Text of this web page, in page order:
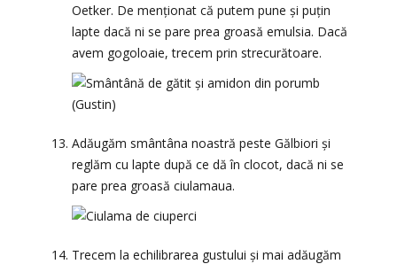
Oetker. De menționat că putem pune și puțin
lapte dacă ni se pare prea groasă emulsia. Dacă
avem gogoloaie, trecem prin strecurătoare.
Adăugăm smântâna noastră peste Gălbiori și
reglăm cu lapte după ce dă în clocot, dacă ni se
pare prea groasă ciulamaua.
Trecem la echilibrarea gustului și mai adăugăm